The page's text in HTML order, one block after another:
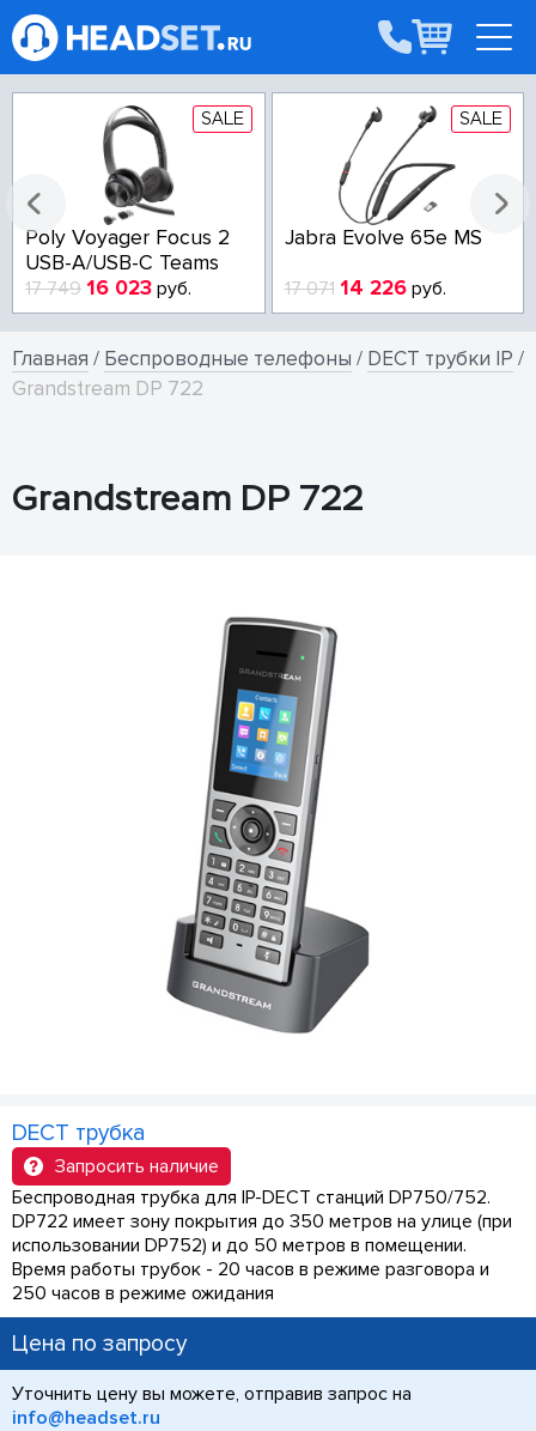
SALE
Poly Voyager Focus 2
USB-A/USB-C Teams
17 749 16 023 руб.
SALE
Jabra Evolve 65e MS
17 071 14 226руб.
Главная / Беспроводные телефоны / DECT трубки IP /
Grandstream DP 722
Grandstream DP 722
DECT трубка
Запросить наличие
Беспроводная трубка для IP-DECT станций DP750/752.
DP722 имеет зону покрытия до 350 метров на улице (при
использовании DP752) и до 50 метров в помещении.
Время работы трубок - 20 часов в режиме разговора и
250 часов в режиме ожидания
Цена по запросу
Уточнить цену вы можете, отправив запрос на
info@headset.ru